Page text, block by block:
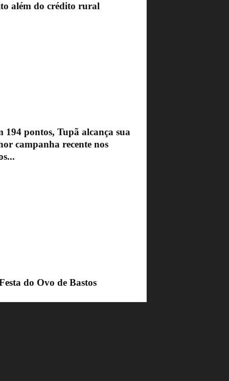
além do crédito rural
194 pontos, Tupã alcança sua
campanha recente nos
do Ovo de Bastos